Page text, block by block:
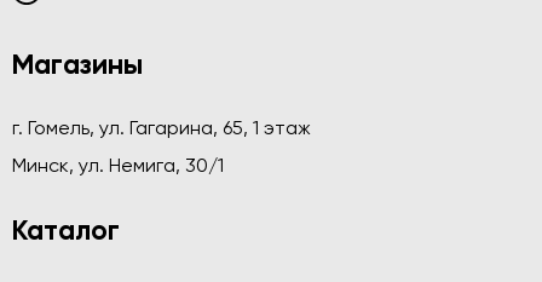
Магазины
г. Гомель, ул. Гагарина, 65, 1 этаж
Минск, ул. Немига, 30/1
Каталог